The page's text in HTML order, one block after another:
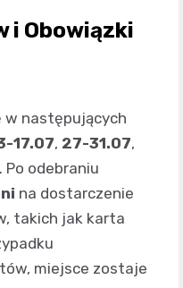
i Obowiązki
w następujących
17.07, 27-31.07,
. Po odebraniu
na dostarczenie
takich jak karta
miejsce zostaje